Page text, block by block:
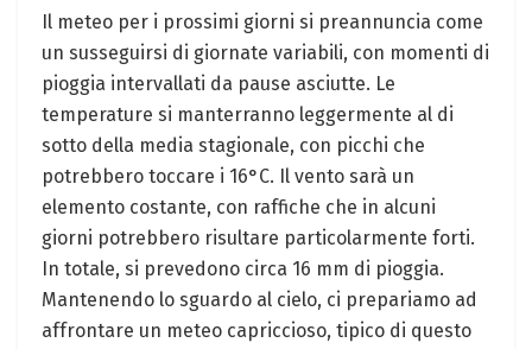
Il meteo per i prossimi giorni ⁣si preannuncia come⁢
un susseguirsi di ‍giornate variabili,‍ con momenti di
pioggia intervallati da pause asciutte. Le
‍temperature si ​manterranno leggermente al di
sotto della media stagionale, con ‍picchi‌ che
potrebbero ‍toccare⁣ i 16°C. Il vento sarà un
elemento ​costante, con raffiche che in alcuni
giorni potrebbero ‍risultare⁢ particolarmente forti.
In ​totale, si prevedono circa 16 mm di⁤ pioggia.
Mantenendo ⁢lo⁤ sguardo al cielo, ci prepariamo ad
affrontare un meteo ⁤capriccioso, tipico di questo